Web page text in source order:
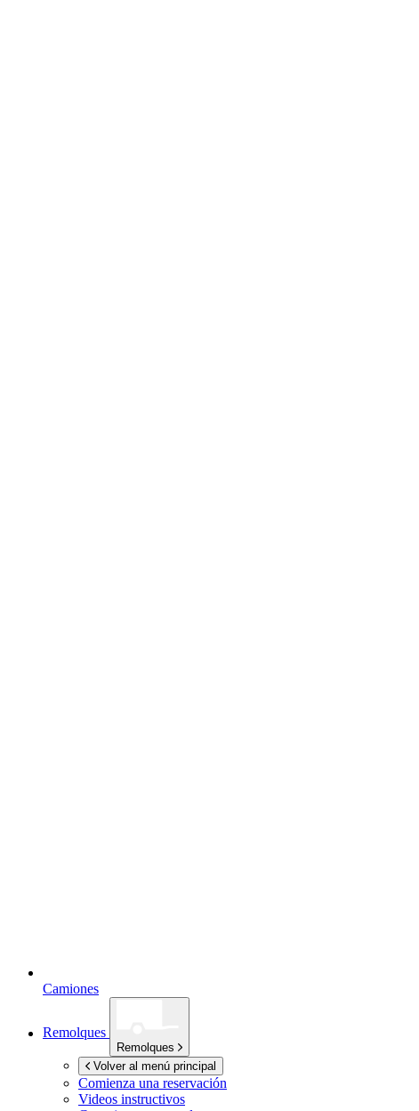
Camiones
Remolques
Remolques
Volver al menú principal
Comienza una reservación
Videos instructivos